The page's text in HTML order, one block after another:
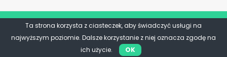
Ta strona korzysta z ciasteczek, aby świadczyć usługi na
najwyższym poziomie. Dalsze korzystanie z niej oznacza zgodę na
ich użycie.
OK